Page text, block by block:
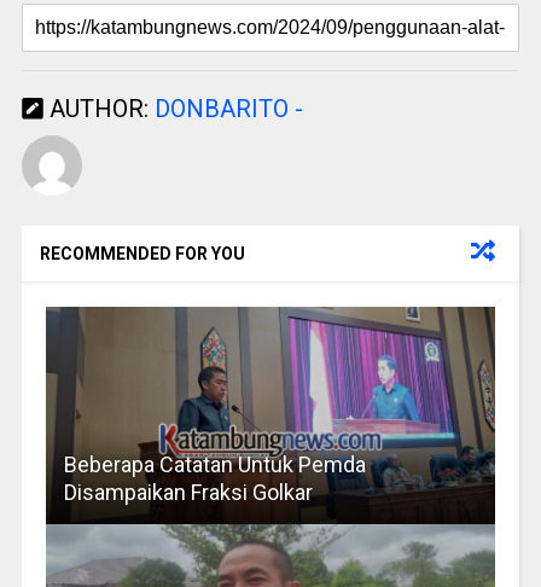
AUTHOR: DONBARITO -
RECOMMENDED FOR YOU
Beberapa Catatan Untuk Pemda
Disampaikan Fraksi Golkar